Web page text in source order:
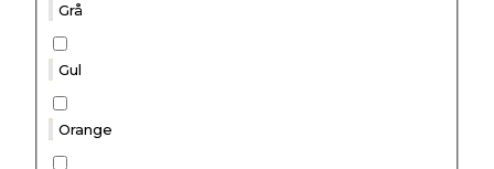
Grå
Gul
Orange